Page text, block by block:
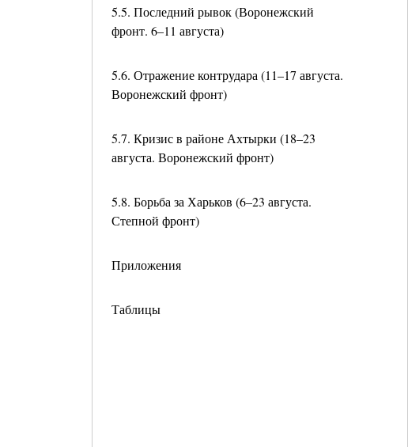
5.5. Последний рывок (Воронежский
фронт. 6–11 августа)
5.6. Отражение контрудара (11–17 августа.
Воронежский фронт)
5.7. Кризис в районе Ахтырки (18–23
августа. Воронежский фронт)
5.8. Борьба за Харьков (6–23 августа.
Степной фронт)
Приложения
Таблицы